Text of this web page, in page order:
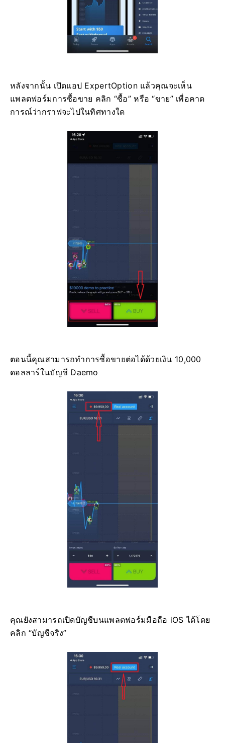
หลังจากนั้น เปิดแอป ExpertOption แล้วคุณจะเห็น
แพลตฟอร์มการซื้อขาย คลิก “ซื้อ” หรือ “ขาย” เพื่อคาด
การณ์ว่ากราฟจะไปในทิศทางใด
ตอนนี้คุณสามารถทำการซื้อขายต่อได้ด้วยเงิน 10,000
ดอลลาร์ในบัญชี Daemo
คุณยังสามารถเปิดบัญชีบนแพลตฟอร์มมือถือ iOS ได้โดย
คลิก “บัญชีจริง”